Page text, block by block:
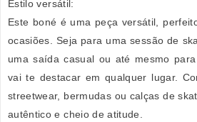
Estilo versátil:
Este boné é uma peça versátil,
ocasiões. Seja para uma sessão de
uma saída casual ou até mesmo
vai te destacar em qualquer lugar.
streetwear, bermudas ou calças de
autêntico e cheio de atitude.